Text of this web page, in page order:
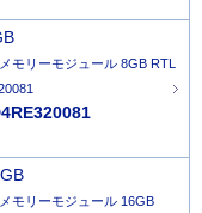
モリーモジュール 8GB RTL
モリーモジュール 16GB